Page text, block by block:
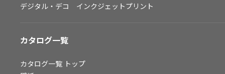
お問い合わせ（一般のお客様）
よくあるご質問
デジタル・デコ インクジェットプリント
カタログ一覧
カタログ一覧 トップ